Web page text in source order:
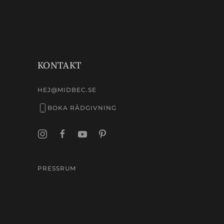
KONTAKT
HEJ@MIDBEC.SE
BOKA RÅDGIVNING
PRESSRUM